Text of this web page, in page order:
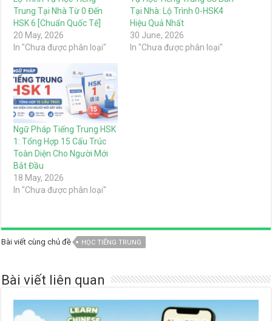
Trung Tại Nhà Từ 0 Đến
HSK 6 [Chuẩn Quốc Tế]
20 May, 2026
In "Chưa được phân loại"
Tại Nhà: Lộ Trình 0-HSK4
Hiệu Quả Nhất
30 June, 2026
In "Chưa được phân loại"
Ngữ Pháp Tiếng Trung HSK
1: Tổng Hợp 15 Cấu Trúc
Toàn Diện Cho Người Mới
Bắt Đầu
18 May, 2026
In "Chưa được phân loại"
Bài viết cùng chủ đề HỌC TIẾNG TRUNG
Bài viết liên quan